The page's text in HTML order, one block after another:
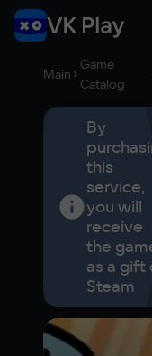
Main
Game
Catalog
By
this
service,
you will
receive
the
as a gift
Steam